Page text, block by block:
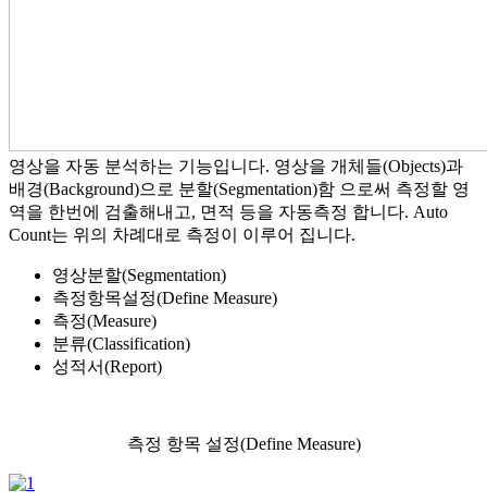
영상을 자동 분석하는 기능입니다. 영상을 개체들(Objects)과
배경(Background)으로 분할(Segmentation)함 으로써 측정할 영
역을 한번에 검출해내고, 면적 등을 자동측정 합니다. Auto
Count는 위의 차례대로 측정이 이루어 집니다.
영상분할(Segmentation)
측정항목설정(Define Measure)
측정(Measure)
분류(Classification)
성적서(Report)
측정 항목 설정(Define Measure)